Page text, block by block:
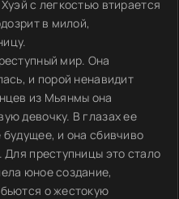
с легкостью втирается
в милой,
мир. Она
и порой ненавидит
из Мьянмы она
девочку. В глазах ее
и она сбивчиво
Для преступницы это стало
юное создание,
о жестокую